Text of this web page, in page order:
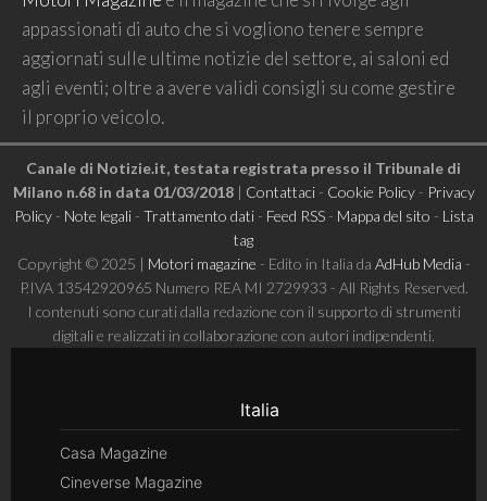
appassionati di auto che si vogliono tenere sempre
aggiornati sulle ultime notizie del settore, ai saloni ed
agli eventi; oltre a avere validi consigli su come gestire
il proprio veicolo.
Canale di Notizie.it, testata registrata presso il Tribunale di
Milano n.68 in data 01/03/2018| Contattaci- Cookie Policy- Privacy
Policy- Note legali- Trattamento dati- Feed RSS- Mappa del sito - Lista
tag
Copyright © 2025 | Motori magazine - Edito in Italia da AdHub Media -
P.IVA 13542920965 Numero REA MI 2729933 - All Rights Reserved.
I contenuti sono curati dalla redazione con il supporto di strumenti
digitali e realizzati in collaborazione con autori indipendenti.
Italia
Casa Magazine
Cineverse Magazine